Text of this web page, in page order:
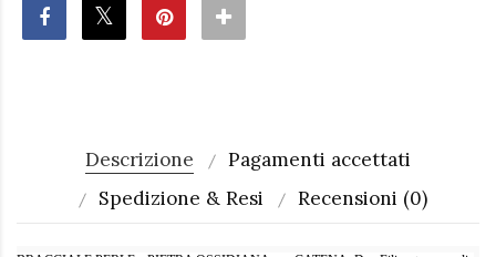
Descrizione
Pagamenti accettati
Spedizione & Resi
Recensioni (0)